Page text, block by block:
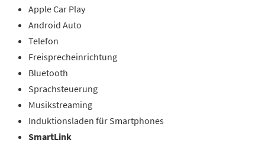
Apple Car Play
Android Auto
Telefon
Freisprecheinrichtung
Bluetooth
Sprachsteuerung
Musikstreaming
Induktionsladen für Smartphones
SmartLink